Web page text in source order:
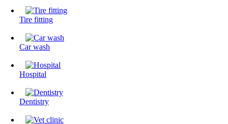
Tire fitting
Сar wash
Hospital
Dentistry